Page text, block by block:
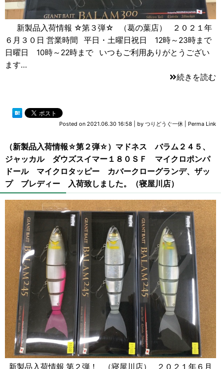
新製品入荷情報 ☆第３弾☆ （葛の葉店） ２０２１年
６月３０日 営業時間 平日・土曜日祝日 12時～23時まで
日曜日 10時～22時まで いつもご利用ありがとうござい
ます…
続きを読む
Posted on 2021.06.30 16:58 by つりどうぐ一休 Perma Link
（新製品入荷情報☆第２弾☆）マドネス バラム２４５、
ジャッカル ダウズスイマー１８０ＳＦ マイクロポンパ
ドール マイクロタッピー カバークローグランデ、ザッ
プ ブレディー 入荷致しました。（寝屋川店）
新製品入荷情報 第２弾！ （寝屋川店） ２０２１年６月